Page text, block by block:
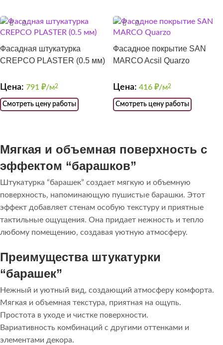
Фасадная штукатурка
CREPCO PLASTER (0.5 мм)
Цена: 791 ₽/м2
Смотреть цену работы
Фасадное покрытие SAN
MARCO Acsil Quarzo
Цена: 416 ₽/м2
Смотреть цену работы
Мягкая и объемная поверхность с
эффектом “барашков”
Штукатурка “барашек” создает мягкую и объемную
поверхность, напоминающую пушистые барашки. Этот
эффект добавляет стенам особую текстуру и приятные
тактильные ощущения. Она придает нежность и тепло
любому помещению, создавая уютную атмосферу.
Преимущества штукатурки
“барашек”
Нежный и уютный вид, создающий атмосферу комфорта.
Мягкая и объемная текстура, приятная на ощупь.
Простота в уходе и чистке поверхности.
Вариативность комбинаций с другими оттенками и
элементами декора.